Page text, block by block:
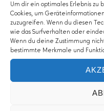
Um dir ein optimales Erlebnis zu
Cookies, um
zuzugreifen. Wenn du diesen
wie das Surfverhalten oder
Wenn du deine Zustimmung
bestimmte Merkmale und
Comments are closed.
HINTERLASSE EINE
Die Datenschutzerklärung findest